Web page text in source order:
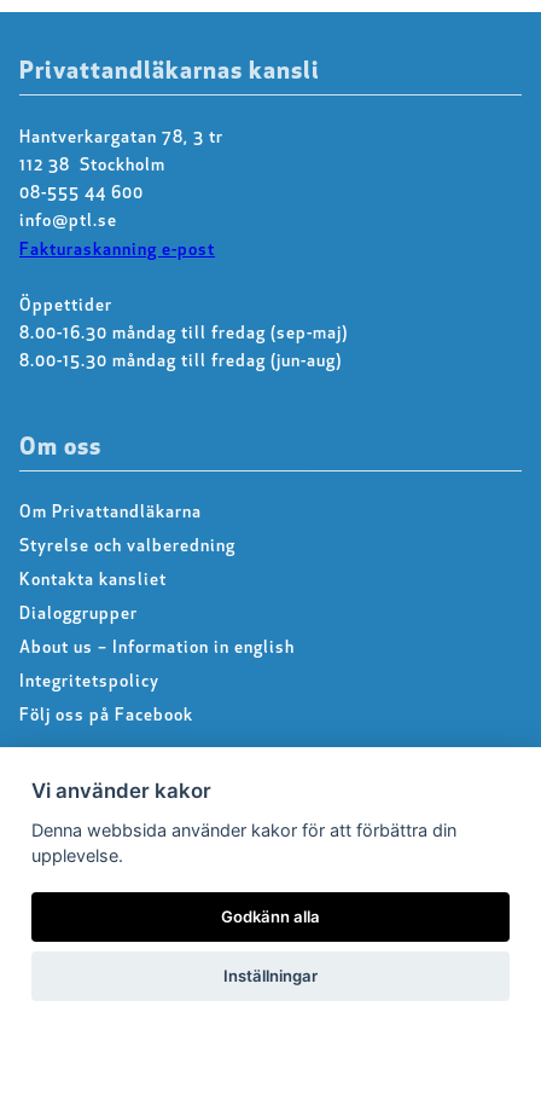
Privattandläkarnas kansli
Hantverkargatan 78, 3 tr
112 38 Stockholm
08-555 44 600
info@ptl.se
Fakturaskanning e-post
Öppettider
8.00-16.30 måndag till fredag (sep-maj)
8.00-15.30 måndag till fredag (jun-aug)
Om oss
Om Privattandläkarna
Styrelse och valberedning
Kontakta kansliet
Dialoggrupper
About us – Information in english
Integritetspolicy
Följ oss på Facebook
Pressmeddelanden
Vi använder kakor
Denna webbsida använder kakor för att förbättra din
upplevelse.
Godkänn alla
Inställningar